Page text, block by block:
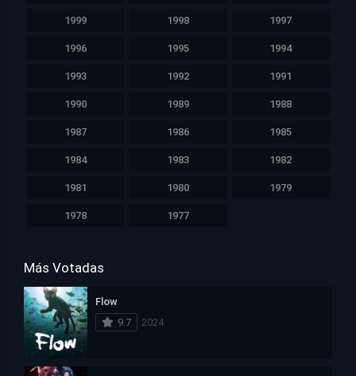
1999 1998 1997
1996 1995 1994
1993 1992 1991
1990 1989 1988
1987 1986 1985
1984 1983 1982
1981 1980 1979
1978 1977
Más Votadas
Flow
9.7
2024